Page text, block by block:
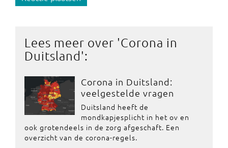
Lees meer over 'Corona in
Duitsland':
Corona in Duitsland:
veelgestelde vragen
Duitsland heeft de
mondkapjesplicht in het ov en
ook grotendeels in de zorg afgeschaft. Een
overzicht van de corona-regels.